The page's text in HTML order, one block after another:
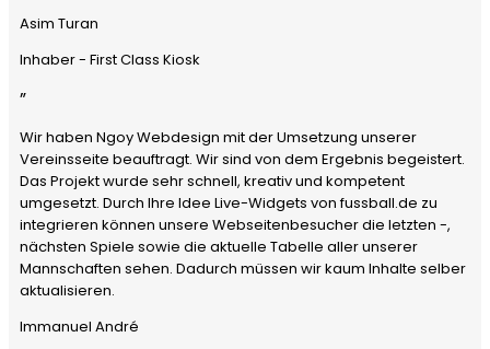
Asim Turan
Inhaber - First Class Kiosk
”
Wir haben Ngoy Webdesign mit der Umsetzung unserer
Vereinsseite beauftragt. Wir sind von dem Ergebnis begeistert.
Das Projekt wurde sehr schnell, kreativ und kompetent
umgesetzt. Durch Ihre Idee Live-Widgets von fussball.de zu
integrieren können unsere Webseitenbesucher die letzten -,
nächsten Spiele sowie die aktuelle Tabelle aller unserer
Mannschaften sehen. Dadurch müssen wir kaum Inhalte selber
aktualisieren.
Immanuel André